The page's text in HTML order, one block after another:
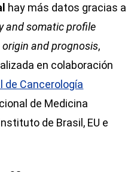
hay más datos gracias a
and somatic profile
and prognosis,
en colaboración
Cancerología
de Medicina
de Brasil, EU e